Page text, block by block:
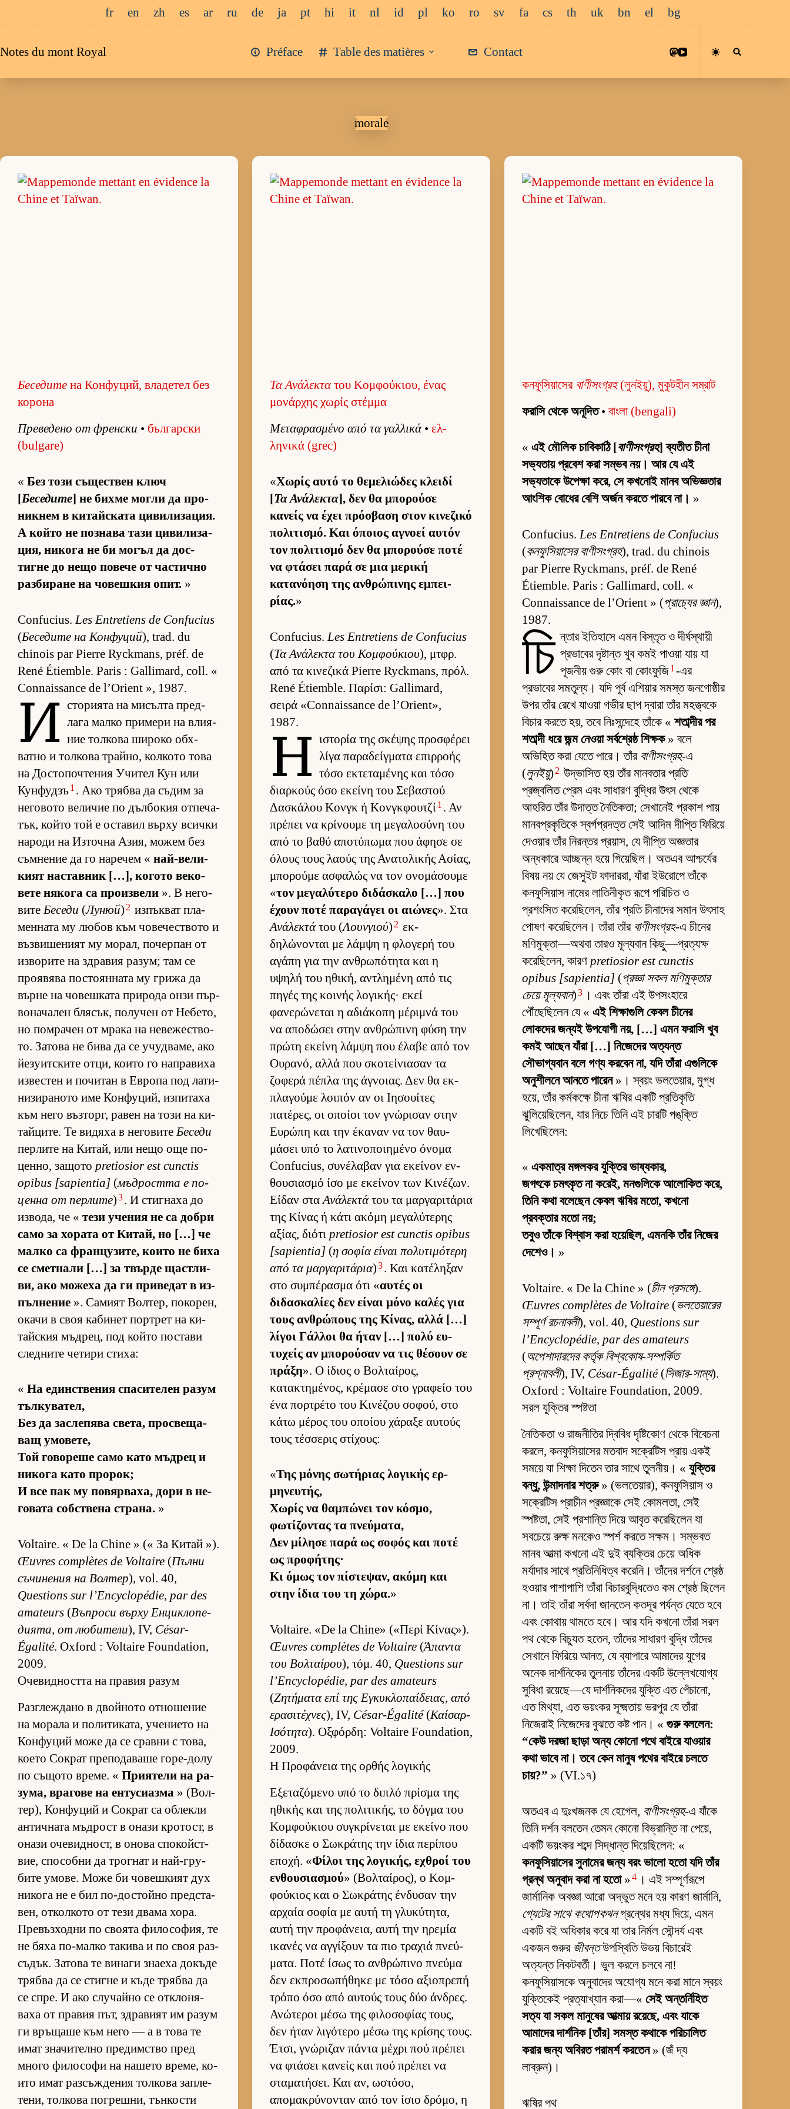
au
fr en zh es ar ru de ja pt hi it nl id pl ko ro sv fa cs th uk bn el bg
Notes du mont Royal Préface Table des matières Contact
morale
Беседите на Конфуций, владетел без
корона
Пре­ве­дено от френ­ски • бъл­гар­ски
(bulgare)
« Без този съ­щес­т­вен ключ
[Беседите] не бихме могли да про­
ник­нем в ки­тайс­ката ци­ви­ли­за­ция.
А който не поз­нава тази ци­ви­ли­за­
ция, ни­кога не би мо­гъл да дос­
тигне до нещо по­вече от час­тично
раз­би­ране на чо­веш­кия опит. »
Confucius. Les Entretiens de Confucius
(Бе­се­дите на Кон­фу­ций), trad. du
chinois par Pierre Ryckmans, préf. de
René Étiemble. Paris : Gallimard, coll. «
Connaissance de l’Orient », 1987.
И с­то­ри­ята на ми­сълта пред­
лага малко при­мери на вли­я­
ние тол­кова ши­роко об­х­
ватно и тол­кова трай­но, кол­кото това
на Дос­то­поч­те­ния Учи­тел Кун или
Кун­фу­дзъ1 . Ако трябва да съ­дим за
не­го­вото ве­ли­чие по дъл­бо­кия от­пе­ча­
тък, който той е ос­та­вил върху всички
на­роди на Из­точна Азия, мо­жем без
съм­не­ние да го на­ре­чем « най-ве­ли­
кият нас­тав­ник […], ко­гото ве­ко­
вете ня­кога са про­из­вели ». В не­го­
вите Беседи (Лунюй) 2 из­пък­ват пла­
мен­ната му лю­бов към чо­ве­чес­т­вото и
въз­ви­ше­ният му мо­рал, по­чер­пан от
из­во­рите на здра­вия ра­зум; там се
про­я­вява пос­то­ян­ната му грижа да
върне на чо­веш­ката при­рода онзи пър­
во­на­ча­лен бля­сък, по­лу­чен от Не­бе­то,
но пом­ра­чен от мрака на не­ве­жес­т­во­
то. За­това не бива да се учуд­ва­ме, ако
йе­зу­ит­с­ките от­ци, ко­ито го нап­ра­виха
из­вес­тен и по­чи­тан в Ев­ропа под ла­ти­
ни­зи­ра­ното име Кон­фу­ций, из­пи­таха
към него въз­торг, ра­вен на този на ки­
тай­ци­те. Те ви­дяха в не­го­вите Беседи
пер­лите на Ки­тай, или нещо още по-
цен­но, за­щото pretiosior est cunctis
opibus [sapientia] (мъд­ростта е по-
ценна от пер­лите)3. И стиг­наха до
из­во­да, че « тези уче­ния не са добри
само за хо­рата от Ки­тай, но […] че
малко са фран­цу­зи­те, ко­ито не биха
се смет­нали […] за твърде щас­т­ли­
ви, ако мо­жеха да ги при­ве­дат в из­
пъл­не­ние ». Са­мият Вол­тер, по­ко­рен,
окачи в своя ка­би­нет пор­т­рет на ки­
тайс­кия мъд­рец, под който пос­тави
след­ните че­тири сти­ха:
« На един­с­т­ве­ния спа­си­те­лен ра­зум
тъл­ку­ва­тел,
Без да зас­ле­пява све­та, прос­ве­ща­
ващ умо­ве­те,
Той го­во­реше само като мъд­рец и
ни­кога като про­рок;
И все пак му по­вяр­ва­ха, дори в не­
го­вата соб­с­т­вена стра­на. »
Voltaire. « De la Chine » (« За Ки­тай »).
Œuvres complètes de Voltaire (Пълни
съ­чи­не­ния на Вол­тер), vol. 40,
Questions sur l’Encyclopédie, par des
amateurs (Въп­роси върху Ен­цик­ло­пе­
ди­я­та, от лю­би­тели), IV, César-
Égalité. Oxford : Voltaire Foundation,
2009.
Очевидността на правия разум
Раз­г­леж­дано в двой­ното от­но­ше­ние
на мо­рала и по­ли­ти­ка­та, уче­ни­ето на
Кон­фу­ций може да се сравни с то­ва,
ко­ето Сок­рат пре­по­да­ваше го­ре-долу
по съ­щото вре­ме. « При­я­тели на ра­
зу­ма, вра­гове на ен­ту­си­азма » (Вол­
тер), Кон­фу­ций и Сок­рат са об­лекли
ан­тич­ната мъд­рост в онази кро­тост, в
онази оче­вид­ност, в онова спо­койс­т­
вие, спо­собни да трог­нат и най-гру­
бите умо­ве. Може би чо­веш­кият дух
ни­кога не е бил по-дос­тойно пред­с­та­
вен, от­кол­кото от тези двама хо­ра.
Пре­въз­ходни по сво­ята фи­ло­со­фия, те
не бяха по-малко та­кива и по своя раз­
съ­дък. За­това те ви­наги зна­еха до­къде
трябва да се стигне и къде трябва да
се спре. И ако слу­чайно се от­к­ло­ня­
ваха от пра­вия път, здра­вият им ра­зум
ги връ­щаше към него — а в това те
имат зна­чи­телно пре­дим­с­тво пред
много фи­ло­софи на на­шето вре­ме, ко­
ито имат раз­съж­де­ния тол­кова зап­ле­
те­ни, тол­кова пог­реш­ни, тън­кости
Τα Ανάλεκτατου Κομφούκιου, ένας
μονάρχης χωρίς στέμμα
Μεταφρασμένο από τα γαλ­λικά•ελ­
ληνικά (grec)
«Χωρίς αυτό το θεμελιώδες κλειδί
[Τα Ανάλεκτα], δεν θα μπορούσε
κανείς να έχει πρόσβαση στον κινεζικό
πολιτισμό. Και όποιος αγνοεί αυ­τόν
τον πολιτισμό δεν θα μπορούσε ποτέ
να φτάσει παρά σε μια μερική
κατανόηση της αν­θρώπινης εμπει­
ρίας.»
Confucius. Les Entretiens de Confucius
(Τα Ανάλεκτα του Κομ­φού­κιου), μτ­φρ.
από τα κινεζικά Pierre Ryckmans, πρόλ.
René Étiemble. Παρίσι: Gallimard,
σειρά «Connaissance de l’Orient»,
1987.
Η ιστορία της σκέψης προσφέρει
λίγα παραδείγ­ματα επιρ­ροής
τόσο εκτεταμένης και τόσο
διαρ­κούς όσο εκείνη του Σεβαστού
Δασκάλου Κονγκ ή Κονγ­κφου­τζί1 . Αν
πρέπει να κρίνουμε τη μεγαλοσύνη του
από το βαθύ αποτύπωμα που άφησε σε
όλους τους λαούς της Ανατολικής Ασίας,
μπορούμε ασφαλώς να τον ονομάσουμε
«τον μεγαλύτερο διδάσκαλο […] που
έχουν ποτέ παραγάγει οι αιώνες». Στα
Ανάλεκτάτου (Λουνγιού) 2 εκ­
δηλώνονται με λάμψη η φλογερή του
αγάπη για την αν­θρωπότητα και η
υψηλή του ηθική, αντλημένη από τις
πηγές της κοι­νής λογικής· εκεί
φανερώνεται η αδιάκοπη μέριμνά του
να αποδώσει στην αν­θρώπινη φύση την
πρώτη εκείνη λάμψη που έλαβε από τον
Ου­ρανό, αλλά που σκοτεί­νια­σαν τα
ζοφερά πέπλα της άγνοιας. Δεν θα εκ­
πλαγούμε λοι­πόν αν οι Ιησουί­τες
πατέρες, οι οποίοι τον γνώρισαν στην
Ευ­ρώπη και την έκαναν να τον θαυ­
μάσει υπό το λατινοποι­ημένο όνομα
Confucius, συνέλαβαν για εκεί­νον εν­
θου­σια­σμό ίσο με εκεί­νον των Κινέζων.
Εί­δαν σταΑνάλεκτάτου τα μαρ­γαριτάρια
της Κίνας ή κάτι ακόμη μεγαλύτερης
αξίας, διότι pretiosior est cunctis opibus
[sapientia] (η σοφία εί­ναι πολυτιμότερη
από τα μαρ­γαριτάρια)3. Και κατέληξαν
στο συμπέρασμα ότι «αυ­τές οι
διδασκαλίες δεν εί­ναι μόνο καλές για
τους αν­θρώπους της Κίνας, αλλά […]
λίγοι Γάλ­λοι θα ήταν […] πολύ ευ­
τυχείς αν μπορού­σαν να τις θέσουν σε
πράξη». Ο ίδιος ο Βολ­ταί­ρος,
κατακτημένος, κρέμασε στο γραφείο του
ένα πορ­τρέτο του Κινέζου σοφού, στο
κάτω μέρος του οποίου χάραξε αυ­τούς
τους τέσ­σερις στίχους:
«Της μόνης σωτήριας λογικής ερ­
μηνευ­τής,
Χωρίς να θαμπώνει τον κόσμο,
φωτίζοντας τα πνεύ­ματα,
Δεν μίλησε παρά ως σοφός και ποτέ
ως προφήτης·
Κι όμως τον πίστεψαν, ακόμη και
στην ίδια του τη χώρα.»
Voltaire. «De la Chine» («Περί Κίνας»).
Œuvres complètes de Voltaire (Άπαντα
του Βολ­ταί­ρου), τόμ. 40, Questions sur
l’Encyclopédie, par des amateurs
(Ζητήματα επί της Εγκυκλοπαί­δειας, από
ερασιτέχνες), IV, César-Égalité(Καίσαρ-
Ισότητα). Οξ­φόρ­δη: Voltaire Foundation,
2009.
Η Προφάνεια της ορθής λογικής
Εξεταζόμενο υπό το διπλό πρίσμα της
ηθικής και της πολιτικής, το δόγμα του
Κομ­φού­κιου συγκρίνεται με εκείνο που
δίδασκε ο Σωκράτης την ίδια περίπου
εποχή. «Φίλοι της λογικής, εχθροί του
εν­θου­σια­σμού» (Βολ­ταί­ρος), ο Κομ­
φού­κιος και ο Σωκράτης έν­δυσαν την
αρ­χαία σοφία με αυτή τη γλυκύτητα,
αυτή την προφάνεια, αυτή την ηρεμία
ικανές να αγ­γίξουν τα πιο τραχιά πνεύ­
ματα. Ποτέ ίσως το αν­θρώπινο πνεύμα
δεν εκ­προσωπήθηκε με τόσο αξιο­πρεπή
τρόπο όσο από αυ­τούς τους δύο άν­δρες.
Ανώτεροι μέσω της φιλοσοφίας τους,
δεν ήταν λιγότερο μέσω της κρίσης τους.
Έτσι, γνώριζαν πάντα μέχρι πού πρέπει
να φτάσει κανείς και πού πρέπει να
σταματήσει. Και αν, ωστόσο,
απομακρύνονταν από τον ίσιο δρόμο, η
কনফুসিয়াসের বাণীসংগ্রহ(লুনইয়ু), মুকুটহীন সম্রাট
ফরাসি থেকে অনূদিত•বাংলা (bengali)
«এই মৌলিক চাবিকাঠি [বাণীসংগ্রহ] ব্যতীত চীনা
সভ্যতায় প্রবেশ করা সম্ভব নয়। আর যে এই
সভ্যতাকে উপেক্ষা করে, সে কখনোই মানব অভিজ্ঞতার
আংশিক বোধের বেশি অর্জন করতে পারবে না। »
Confucius. Les Entretiens de Confucius
(কনফুসিয়াসের বাণীসংগ্রহ), trad. du chinois
par Pierre Ryckmans, préf. de René
Étiemble. Paris : Gallimard, coll. «
Connaissance de l’Orient » (প্রাচ্যের জ্ঞান),
1987.
চি ন্তার ইতিহাসে এমন বিস্তৃত ও দীর্ঘস্থায়ী
প্রভাবের দৃষ্টান্ত খুব কমই পাওয়া যায় যা
পূজনীয় গুরু কোং বা কোংফুজি1 -এর
প্রভাবের সমতুল্য। যদি পূর্ব এশিয়ার সমস্ত জনগোষ্ঠীর
উপর তাঁর রেখে যাওয়া গভীর ছাপ দ্বারা তাঁর মহত্ত্বকে
বিচার করতে হয়, তবে নিঃসন্দেহে তাঁকে «শতাব্দীর পর
শতাব্দী ধরে জন্ম নেওয়া সর্বশ্রেষ্ঠ শিক্ষক» বলে
অভিহিত করা যেতে পারে। তাঁর বাণীসংগ্রহ-এ
(লুনইয়ু) 2 উদ্ভাসিত হয় তাঁর মানবতার প্রতি
প্রজ্বলিত প্রেম এবং সাধারণ বুদ্ধির উৎস থেকে
আহরিত তাঁর উদাত্ত নৈতিকতা; সেখানেই প্রকাশ পায়
মানবপ্রকৃতিকে স্বর্গপ্রদত্ত সেই আদিম দীপ্তি ফিরিয়ে
দেওয়ার তাঁর নিরন্তর প্রয়াস, যে দীপ্তি অজ্ঞতার
অন্ধকারে আচ্ছন্ন হয়ে গিয়েছিল। অতএব আশ্চর্যের
বিষয় নয় যে জেসুইট ফাদাররা, যাঁরা ইউরোপে তাঁকে
কনফুসিয়াস নামের লাতিনীকৃত রূপে পরিচিত ও
প্রশংসিত করেছিলেন, তাঁর প্রতি চীনাদের সমান উৎসাহ
পোষণ করেছিলেন। তাঁরা তাঁর বাণীসংগ্রহ-এ চীনের
মণিমুক্তা—অথবা তারও মূল্যবান কিছু—প্রত্যক্ষ
করেছিলেন, কারণ pretiosior est cunctis
opibus [sapientia] (প্রজ্ঞা সকল মণিমুক্তার
চেয়ে মূল্যবান)3 । এবং তাঁরা এই উপসংহারে
পৌঁছেছিলেন যে «এই শিক্ষাগুলি কেবল চীনের
লোকদের জন্যই উপযোগী নয়, […] এমন ফরাসি খুব
কমই আছেন যাঁরা […] নিজেদের অত্যন্ত
সৌভাগ্যবান বলে গণ্য করবেন না, যদি তাঁরা এগুলিকে
অনুশীলনে আনতে পারেন»। স্বয়ং ভলতেয়ার, মুগ্ধ
হয়ে, তাঁর কর্মকক্ষে চীনা ঋষির একটি প্রতিকৃতি
ঝুলিয়েছিলেন, যার নিচে তিনি এই চারটি পঙ্‌ক্তি
লিখেছিলেন:
«একমাত্র মঙ্গলকর যুক্তির ভাষ্যকার,
জগৎকে চমৎকৃত না করেই, মনগুলিকে আলোকিত করে,
তিনি কথা বলেছেন কেবল ঋষির মতো, কখনো
প্রবক্তার মতো নয়;
তবুও তাঁকে বিশ্বাস করা হয়েছিল, এমনকি তাঁর নিজের
দেশেও। »
Voltaire. « De la Chine » (চীন প্রসঙ্গে).
Œuvres complètes de Voltaire (ভলতেয়ারের
সম্পূর্ণ রচনাবলী), vol. 40, Questions sur
l’Encyclopédie, par des amateurs
(অপেশাদারদের কর্তৃক বিশ্বকোষ-সম্পর্কিত
প্রশ্নাবলী), IV, César-Égalité(সিজার-সাম্য).
Oxford : Voltaire Foundation, 2009.
সরল যুক্তির স্পষ্টতা
নৈতিকতা ও রাজনীতির দ্বিবিধ দৃষ্টিকোণ থেকে বিবেচনা
করলে, কনফুসিয়াসের মতবাদ সক্রেটিস প্রায় একই
সময়ে যা শিক্ষা দিতেন তার সাথে তুলনীয়। «যুক্তির
বন্ধু, উন্মাদনার শত্রু» (ভলতেয়ার), কনফুসিয়াস ও
সক্রেটিস প্রাচীন প্রজ্ঞাকে সেই কোমলতা, সেই
স্পষ্টতা, সেই প্রশান্তি দিয়ে আবৃত করেছিলেন যা
সবচেয়ে রুক্ষ মনকেও স্পর্শ করতে সক্ষম। সম্ভবত
মানব আত্মা কখনো এই দুই ব্যক্তির চেয়ে অধিক
মর্যাদার সাথে প্রতিনিধিত্ব করেনি। তাঁদের দর্শনে শ্রেষ্ঠ
হওয়ার পাশাপাশি তাঁরা বিচারবুদ্ধিতেও কম শ্রেষ্ঠ ছিলেন
না। তাই তাঁরা সর্বদা জানতেন কতদূর পর্যন্ত যেতে হবে
এবং কোথায় থামতে হবে। আর যদি কখনো তাঁরা সরল
পথ থেকে বিচ্যুত হতেন, তাঁদের সাধারণ বুদ্ধি তাঁদের
সেখানে ফিরিয়ে আনত, যে ব্যাপারে আমাদের যুগের
অনেক দার্শনিকের তুলনায় তাঁদের একটি উল্লেখযোগ্য
সুবিধা রয়েছে—যে দার্শনিকদের যুক্তি এত পেঁচানো,
এত মিথ্যা, এত ভয়ংকর সূক্ষ্মতায় ভরপুর যে তাঁরা
নিজেরাই নিজেদের বুঝতে কষ্ট পান। «গুরু বললেন:
“কেউ দরজা ছাড়া অন্য কোনো পথে বাইরে যাওয়ার
কথা ভাবে না। তবে কেন মানুষ পথের বাইরে চলতে
চায়?” » (VI.১৭)
অতএব এ দুঃখজনক যে হেগেল, বাণীসংগ্রহ-এ যাঁকে
তিনি দর্শন বলতেন তেমন কোনো বিভ্রান্তি না পেয়ে,
একটি ভয়ংকর শব্দে সিদ্ধান্ত দিয়েছিলেন: «
কনফুসিয়াসের সুনামের জন্য বরং ভালো হতো যদি তাঁর
গ্রন্থ অনুবাদ করা না হতো»4 । এই সম্পূর্ণরূপে
জার্মানিক অবজ্ঞা আরো অদ্ভুত মনে হয় কারণ জার্মানি,
গ্যেটের সাথে কথোপকথনগ্রন্থের মধ্য দিয়ে, এমন
একটি বই অধিকার করে যা তার নির্মল সৌন্দর্য এবং
একজন গুরুর জীবন্তউপস্থিতি উভয় বিচারেই
অত্যন্ত নিকটবর্তী। ভুল করলে চলবে না!
কনফুসিয়াসকে অনুবাদের অযোগ্য মনে করা মানে স্বয়ং
যুক্তিকেই প্রত্যাখ্যান করা—«সেই অন্তর্নিহিত
সত্য যা সকল মানুষের আত্মায় রয়েছে, এবং যাকে
আমাদের দার্শনিক [তাঁর] সমস্ত কথাকে পরিচালিত
করার জন্য অবিরত পরামর্শ করতেন» (জঁ দ্য
লাব্রুন)।
ঋষির পথ